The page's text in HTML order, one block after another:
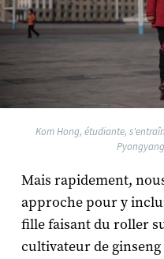
Kom Hong, étudiante,
Mais rapidement,
approche pour y
fille faisant du roller
cultivateur de